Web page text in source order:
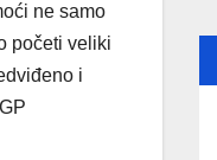
ne samo
početi veliki
i